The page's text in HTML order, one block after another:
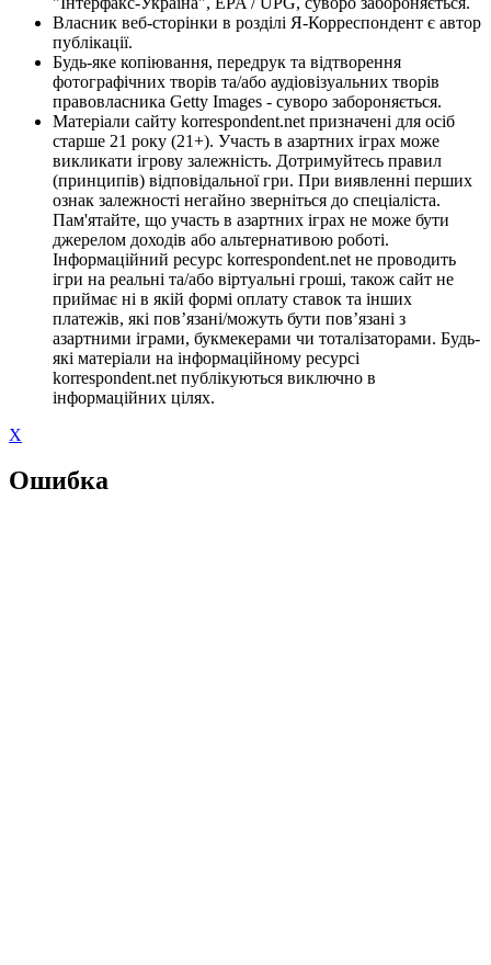
Власник веб-сторінки в розділі Я-Корреспондент є автор
публікації.
Будь-яке копіювання, передрук та відтворення
фотографічних творів та/або аудіовізуальних творів
правовласника Getty Images - суворо забороняється.
Матеріали сайту korrespondent.net призначені для осіб
старше 21 року (21+). Участь в азартних іграх може
викликати ігрову залежність. Дотримуйтесь правил
(принципів) відповідальної гри. При виявленні перших
ознак залежності негайно зверніться до спеціаліста.
Пам'ятайте, що участь в азартних іграх не може бути
джерелом доходів або альтернативою роботі.
Інформаційний ресурс korrespondent.net не проводить
ігри на реальні та/або віртуальні гроші, також сайт не
приймає ні в якій формі оплату ставок та інших
платежів, які пов’язані/можуть бути пов’язані з
азартними іграми, букмекерами чи тоталізаторами. Будь-
які матеріали на інформаційному ресурсі
korrespondent.net публікуються виключно в
інформаційних цілях.
X
Ошибка